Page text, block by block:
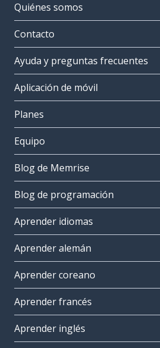
Quiénes somos
Contacto
Ayuda y preguntas frecuentes
Aplicación de móvil
Planes
Equipo
Blog de Memrise
Blog de programación
Aprender idiomas
Aprender alemán
Aprender coreano
Aprender francés
Aprender inglés